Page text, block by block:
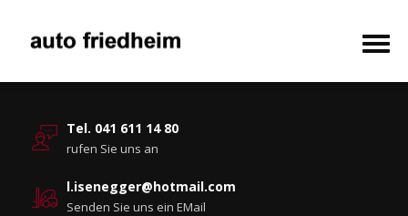
Tel. 041 611 14 80
rufen Sie uns an
l.isenegger@hotmail.com
Senden Sie uns ein EMail